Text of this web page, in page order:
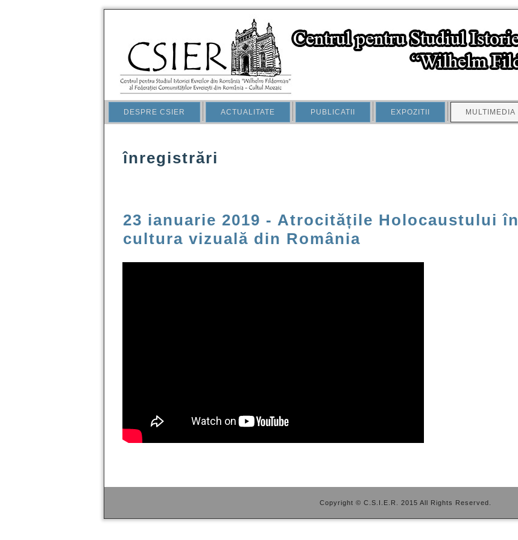
DESPRE CSIER ACTUALITATE PUBLICATII EXPOZITII MULTIMEDIA
înregistrări
23 ianuarie 2019 - Atrocitățile Holocaustului în
cultura vizuală din România
Copyright © C.S.I.E.R. 2015 All Rights Reserved.